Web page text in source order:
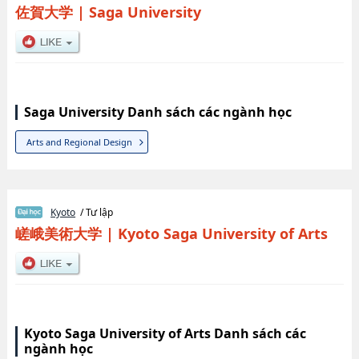
佐賀大学| Saga University
Saga University Danh sách các ngành học
Arts and Regional Design
Kyoto / Tư lập
嵯峨美術大学| Kyoto Saga University of Arts
Kyoto Saga University of Arts Danh sách các
ngành học